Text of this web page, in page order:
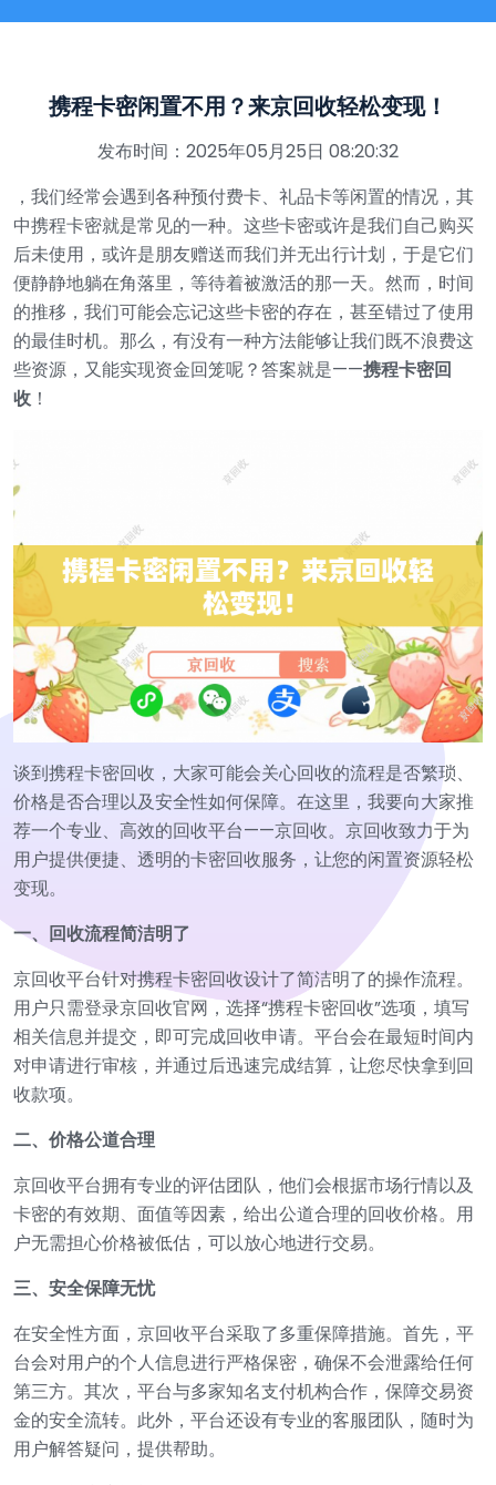
携程卡密闲置不用？来京回收轻松变现！
发布时间：2025年05月25日 08:20:32
，我们经常会遇到各种预付费卡、礼品卡等闲置的情况，其
中携程卡密就是常见的一种。这些卡密或许是我们自己购买
后未使用，或许是朋友赠送而我们并无出行计划，于是它们
便静静地躺在角落里，等待着被激活的那一天。然而，时间
的推移，我们可能会忘记这些卡密的存在，甚至错过了使用
的最佳时机。那么，有没有一种方法能够让我们既不浪费这
些资源，又能实现资金回笼呢？答案就是——携程卡密回
收！
谈到携程卡密回收，大家可能会关心回收的流程是否繁琐、
价格是否合理以及安全性如何保障。在这里，我要向大家推
荐一个专业、高效的回收平台——京回收。京回收致力于为
用户提供便捷、透明的卡密回收服务，让您的闲置资源轻松
变现。
一、回收流程简洁明了
京回收平台针对携程卡密回收设计了简洁明了的操作流程。
用户只需登录京回收官网，选择“携程卡密回收”选项，填写
相关信息并提交，即可完成回收申请。平台会在最短时间内
对申请进行审核，并通过后迅速完成结算，让您尽快拿到回
收款项。
二、价格公道合理
京回收平台拥有专业的评估团队，他们会根据市场行情以及
卡密的有效期、面值等因素，给出公道合理的回收价格。用
户无需担心价格被低估，可以放心地进行交易。
三、安全保障无忧
在安全性方面，京回收平台采取了多重保障措施。首先，平
台会对用户的个人信息进行严格保密，确保不会泄露给任何
第三方。其次，平台与多家知名支付机构合作，保障交易资
金的安全流转。此外，平台还设有专业的客服团队，随时为
用户解答疑问，提供帮助。